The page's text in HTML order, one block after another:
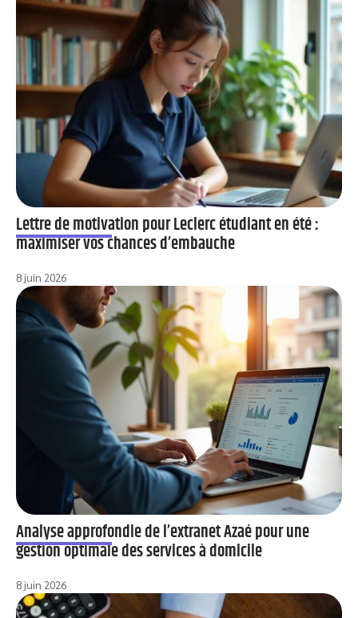
Lettre de motivation pour Leclerc étudiant en été :
maximiser vos chances d’embauche
8 juin 2026
Analyse approfondie de l’extranet Azaé pour une
gestion optimale des services à domicile
8 juin 2026